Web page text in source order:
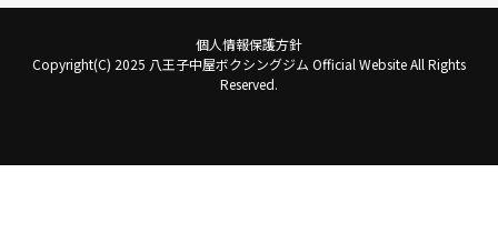
個人情報保護方針
Copyright(C) 2025 八王子中屋ボクシングジム Official Website All Rights
Reserved.